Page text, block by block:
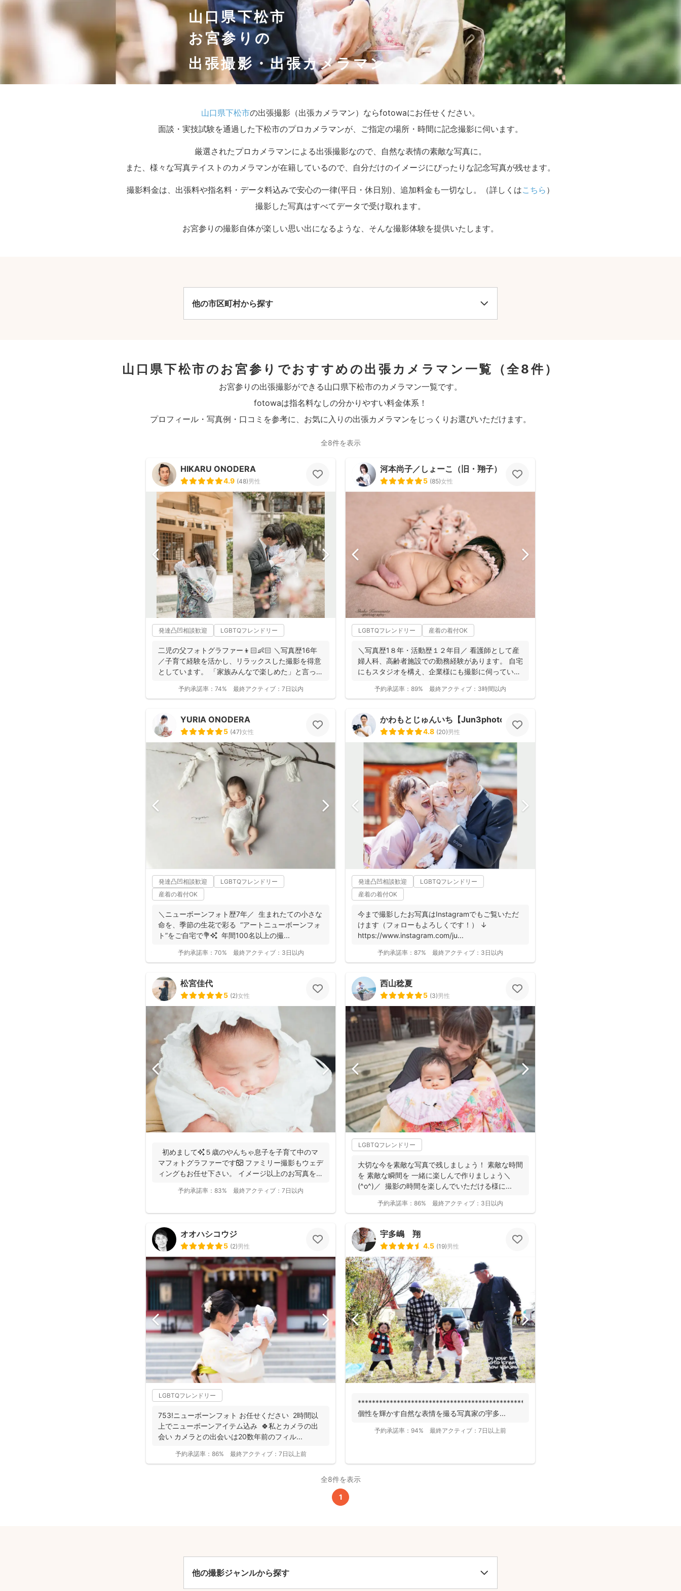
山口県下松市
お宮参りの
出張撮影・出張カメラマン
山口県下松市の出張撮影（出張カメラマン）ならfotowaにお任せください。
面談・実技試験を通過した下松市のプロカメラマンが、ご指定の場所・時間に記念撮影に伺います。
厳選されたプロカメラマンによる出張撮影なので、自然な表情の素敵な写真に。
また、様々な写真テイストのカメラマンが在籍しているので、自分だけのイメージにぴったりな記念写真が残せます。
撮影料金は、出張料や指名料・データ料込みで安心の一律(平日・休日別)、追加料金も一切なし。（詳しくはこちら ）
撮影した写真はすべてデータで受け取れます。
お宮参りの撮影自体が楽しい思い出になるような、そんな撮影体験を提供いたします。
他の市区町村から探す
山口県下松市のお宮参りでおすすめの出張カメラマン一覧 （全8件）
お宮参りの出張撮影ができる山口県下松市のカメラマン一覧です。
fotowaは指名料なしの分かりやすい料金体系！
プロフィール・写真例・口コミを参考に、お気に入りの出張カメラマンをじっくりお選びいただけます。
全8件を表示
HIKARU ONODERA
4.9 (48)男性
発達凸凹相談歓迎 LGBTQフレンドリー
二児の父フォトグラファー👦🏻👶🏻 ＼写真歴16年
／子育て経験を活かし、リラックスした撮影を得意
としています。 「家族みんなで楽しめた」と言って
予約承諾率： 74% 最終アクティブ： 7日以内
河本尚子／しょーこ（旧・翔子）
5 (85)女性
LGBTQフレンドリー 産着の着付OK
＼写真歴1８年・活動歴１２年目／ 看護師として産
婦人科、高齢者施設での勤務経験があります。 自宅
にもスタジオを構え、企業様にも撮影に伺っていま
予約承諾率： 89% 最終アクティブ： 3時間以内
YURIA ONODERA
5 (47)女性
発達凸凹相談歓迎
LGBTQフレンドリー
産着の着付OK
＼ニューボーンフォト歴7年／ 生まれたての小さな
命を、季節の生花で彩る “アートニューボーンフォ
ト”をご自宅で💐✨ 年間100名以上の撮...
予約承諾率： 70% 最終アクティブ： 3日以内
かわもとじゅんいち【Jun3photo】
4.8 (20)男性
発達凸凹相談歓迎
LGBTQフレンドリー
産着の着付OK
今まで撮影したお写真はInstagramでもご覧いただ
けます（フォローもよろしくです！） ↓
https://www.instagram.com/ju...
予約承諾率： 87% 最終アクティブ： 3日以内
松宮佳代
5 (2)女性
初めまして✨５歳のやんちゃ息子を子育て中のマ
マフォトグラファーです📷 ファミリー撮影もウェデ
ィングもお任せ下さい。 イメージ以上のお写真をお
予約承諾率： 83% 最終アクティブ： 7日以内
西山稔夏
5 (3)男性
LGBTQフレンドリー
大切な今を素敵な写真で残しましょう！ 素敵な時間
を 素敵な瞬間を 一緒に楽しんで作りましょう＼
(^o^)／ 撮影の時間を楽しんでいただける様に...
予約承諾率： 86% 最終アクティブ： 3日以内
オオハシコウジ
5 (2)男性
LGBTQフレンドリー
753!ニューボーンフォト お任せください 2時間以
上でニューボーンアイテム込み 🍀私とカメラの出
会い カメラとの出会いは20数年前のフィル...
予約承諾率： 86% 最終アクティブ： 7日以上前
宇多嶋 翔
4.5 (19)男性
******************************************************
個性を輝かす自然な表情を撮る写真家の宇多...
予約承諾率： 94% 最終アクティブ： 7日以上前
全8件を表示
1
他の撮影ジャンルから探す
撮影基本料
平日 24,200
土日祝 29,700
この基本料に
安心・うれしいをまるっと込めました
撮影場所までの